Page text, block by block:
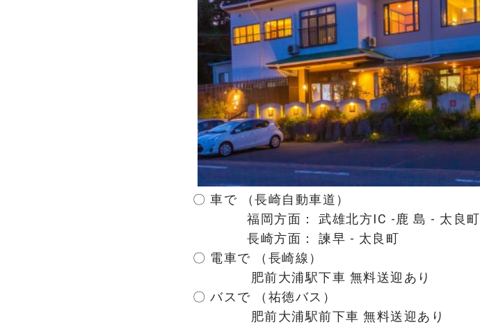
〇 車で （長崎自動車道）
福岡方面： 武雄北方IC -鹿 島 - 太良町
長崎方面： 諫早 - 太良町
〇 電車で （長崎線）
肥前大浦駅下車 無料送迎あり
〇 バスで （祐徳バス）
肥前大浦駅前下車 無料送迎あり